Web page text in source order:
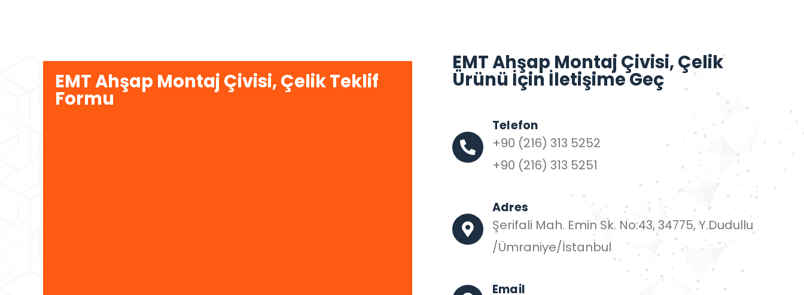
EMT Ahşap Montaj Çivisi, Çelik Teklif
Formu
EMT Ahşap Montaj Çivisi, Çelik
Ürünü İçin İletişime Geç
Telefon
+90 (216) 313 5252
+90 (216) 313 5251
Adres
Şerifali Mah. Emin Sk. No:43, 34775, Y.Dudullu
/Ümraniye/İstanbul
Email